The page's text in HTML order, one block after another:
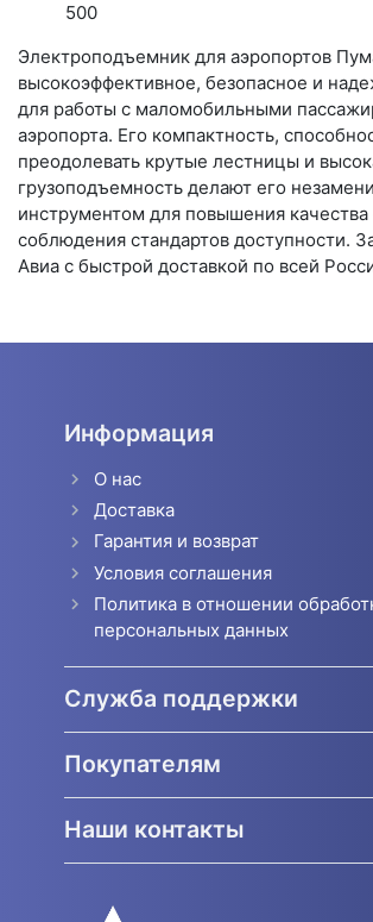
500
Электроподъемник для аэропортов
высокоэффективное, безопасное и
для работы с маломобильными
аэропорта. Его компактность,
преодолевать крутые лестницы и
грузоподъемность делают его
инструментом для повышения
соблюдения стандартов доступности.
Авиа с быстрой доставкой по всей
Информация
О нас
Доставка
Гарантия и возврат
Условия соглашения
Политика в отношении
персональных данных
Служба поддержки
Покупателям
Наши контакты